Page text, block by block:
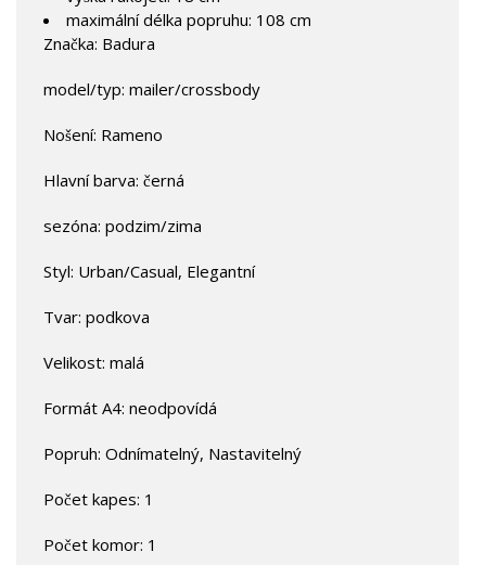
maximální délka popruhu: 108 cm
Značka: Badura
model/typ: mailer/crossbody
Nošení: Rameno
Hlavní barva: černá
sezóna: podzim/zima
Styl: Urban/Casual, Elegantní
Tvar: podkova
Velikost: malá
Formát A4: neodpovídá
Popruh: Odnímatelný, Nastavitelný
Počet kapes: 1
Počet komor: 1